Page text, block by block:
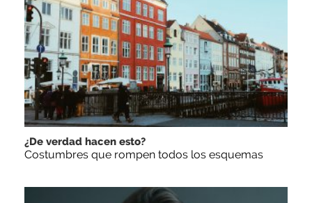
¿De verdad hacen esto?
Costumbres que rompen todos los esquemas